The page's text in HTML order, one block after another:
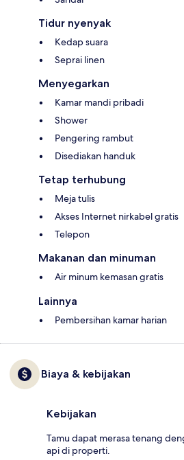
Tidur nyenyak
Kedap suara
Seprai linen
Menyegarkan
Kamar mandi pribadi
Shower
Pengering rambut
Disediakan handuk
Tetap terhubung
Meja tulis
Akses Internet nirkabel gratis
Telepon
Makanan dan minuman
Air minum kemasan gratis
Lainnya
Pembersihan kamar harian
Biaya & kebijakan
Kebijakan
Tamu dapat merasa tenang
api di properti.